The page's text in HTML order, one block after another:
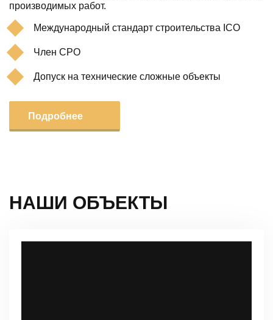
производимых работ.
Международный стандарт строительства ICO
Член СРО
Допуск на технические сложные объекты
Подробнее
НАШИ ОБЪЕКТЫ